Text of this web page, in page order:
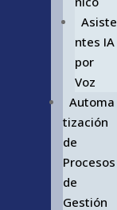
Asiste
ntes IA
por
Voz
Automa
tización
de
Procesos
de
Gestión